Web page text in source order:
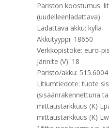
Pariston koostumus:
(uudelleenladattava)
Ladattava akku: kyllä
Akkutyyppi: 18650
Verkkopistoke: euro-
Jännite (V): 18
Paristo/akku: 515.6004
Litiumtiedote: tuote
(sisäänrakennettuna
mittaustarkkuus (K)
mittaustarkkuus (K)